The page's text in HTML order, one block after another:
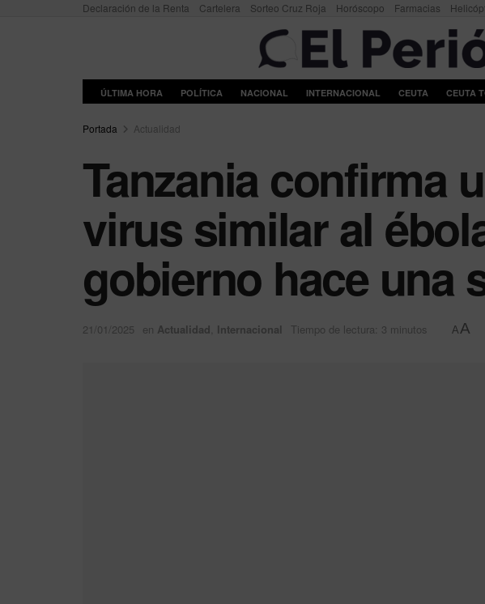
Declaración de la Renta Cartelera Sorteo Cruz Roja Horóscopo Farmacias
ÚLTIMA HORA POLÍTICA NACIONAL INTERNACIONAL CEUTA CEUTA
Portada Actualidad
Tanzania confirma
virus similar al
gobierno hace una
21/01/2025 en Actualidad, Internacional Tiempo de lectura: 3 minutos AA